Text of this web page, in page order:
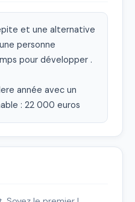
et une alternative
personne
pour développer .
année avec un
: 22 000 euros